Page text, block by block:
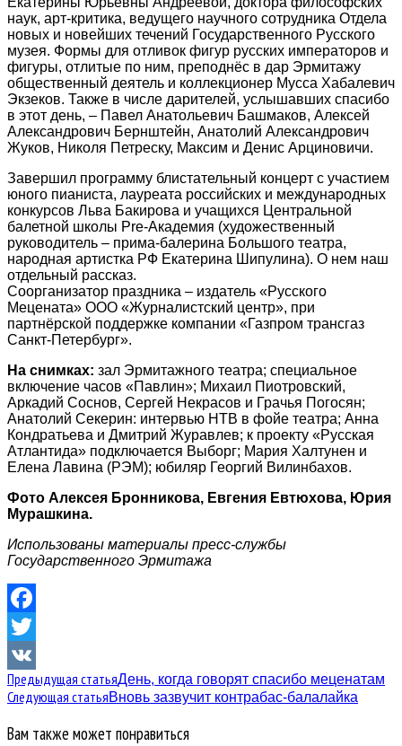
наук, арт-критика, ведущего научного сотрудника Отдела
новых и новейших течений Государственного Русского
музея. Формы для отливок фигур русских императоров и
фигуры, отлитые по ним, преподнёс в дар Эрмитажу
общественный деятель и коллекционер Мусса Хабалевич
Экзеков. Также в числе дарителей, услышавших спасибо
в этот день, – Павел Анатольевич Башмаков, Алексей
Александрович Бернштейн, Анатолий Александрович
Жуков, Николя Петреску, Максим и Денис Арциновичи.
Завершил программу блистательный концерт с участием
юного пианиста, лауреата российских и международных
конкурсов Льва Бакирова и учащихся Центральной
балетной школы Pre-Академия (художественный
руководитель – прима-балерина Большого театра,
народная артистка РФ Екатерина Шипулина). О нем наш
отдельный рассказ.
Соорганизатор праздника – издатель «Русского
Мецената» ООО «Журналистский центр», при
партнёрской поддержке компании «Газпром трансгаз
Санкт-Петербург».
На снимках: зал Эрмитажного театра; специальное
включение часов «Павлин»; Михаил Пиотровский,
Аркадий Соснов, Сергей Некрасов и Грачья Погосян;
Анатолий Секерин: интервью НТВ в фойе театра; Анна
Кондратьева и Дмитрий Журавлев; к проекту «Русская
Атлантида» подключается Выборг; Мария Халтунен и
Елена Лавина (РЭМ); юбиляр Георгий Вилинбахов.
Фото Алексея Бронникова, Евгения Евтюхова, Юрия
Мурашкина.
Использованы материалы пресс-службы
Государственного Эрмитажа
Facebook
Twitter
VK
Предыдущая статьяДень, когда говорят спасибо меценатам
Следующая статьяВновь зазвучит контрабас-балалайка
Вам также может понравиться